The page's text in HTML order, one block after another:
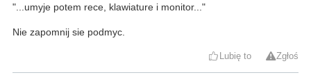
...umyje potem rece, klawiature i monitor...
Nie zapomnij sie podmyc.
Lubię to Zgłoś